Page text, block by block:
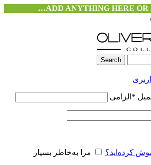
ADD ANYTHING HERE OR
Search
* الزامی
کرده‌اید؟ مرا به‌خاطر بسپار